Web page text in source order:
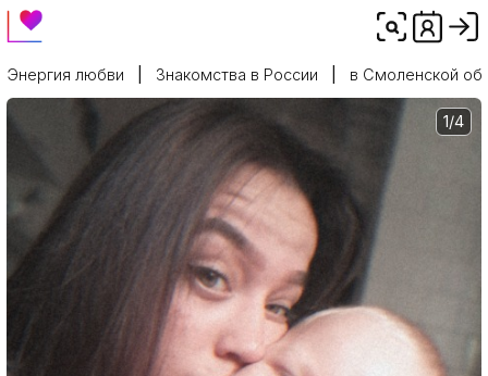
Энергия любви Знакомства в России в Смоленской
1/4